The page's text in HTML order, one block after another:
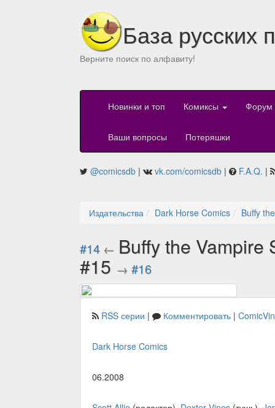
База русских
Верните поиск по алфавиту!
Новинки и топ Комиксы Форум
Ваши вопросы Потеряшки
@comicsdb | vk.com/comicsdb | F.A.Q. |
Издательства Dark Horse Comics Buffy
#14 ← Buffy the Vampire
#15 → #16
RSS серии | Комментировать |
Dark Horse Comics
06.2008